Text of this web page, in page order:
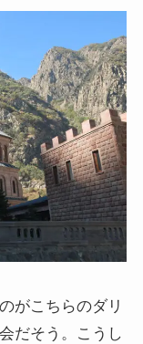
がこちらのダリ
だそう。こうし